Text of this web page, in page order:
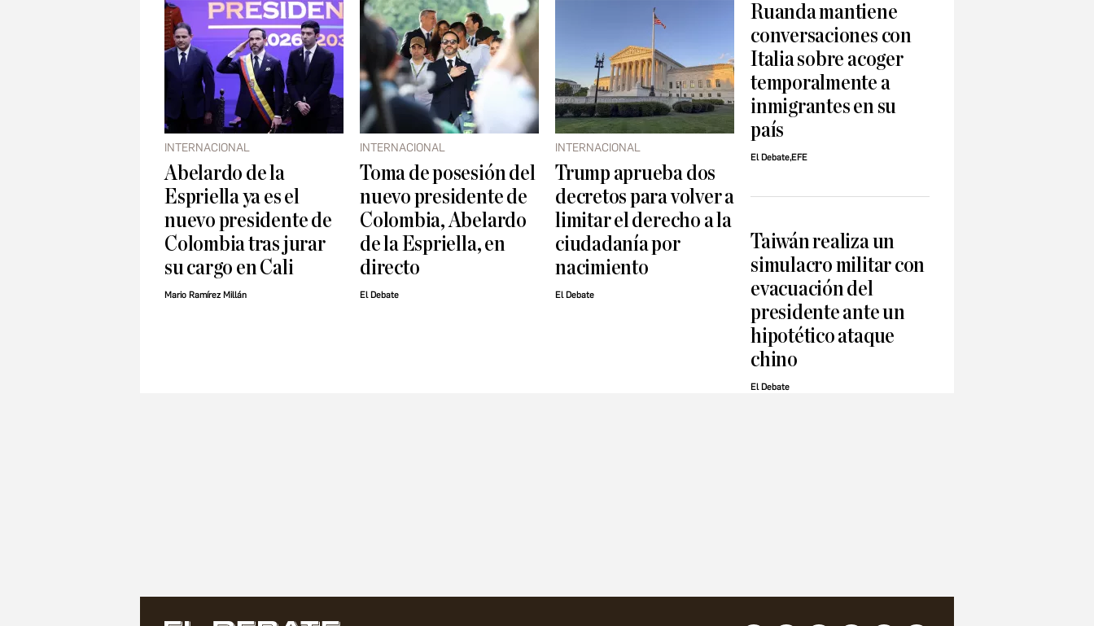
INTERNACIONAL
Abelardo de la
Espriella ya es el
nuevo presidente de
Colombia tras jurar
su cargo en Cali
Mario Ramírez Millán
INTERNACIONAL
Toma de posesión del
nuevo presidente de
Colombia, Abelardo
de la Espriella, en
directo
El Debate
INTERNACIONAL
Trump aprueba dos
decretos para volver a
limitar el derecho a la
ciudadanía por
nacimiento
El Debate
Ruanda mantiene
conversaciones con
Italia sobre acoger
temporalmente a
inmigrantes en su
país
El Debate,EFE
Taiwán realiza un
simulacro militar con
evacuación del
presidente ante un
hipotético ataque
chino
El Debate